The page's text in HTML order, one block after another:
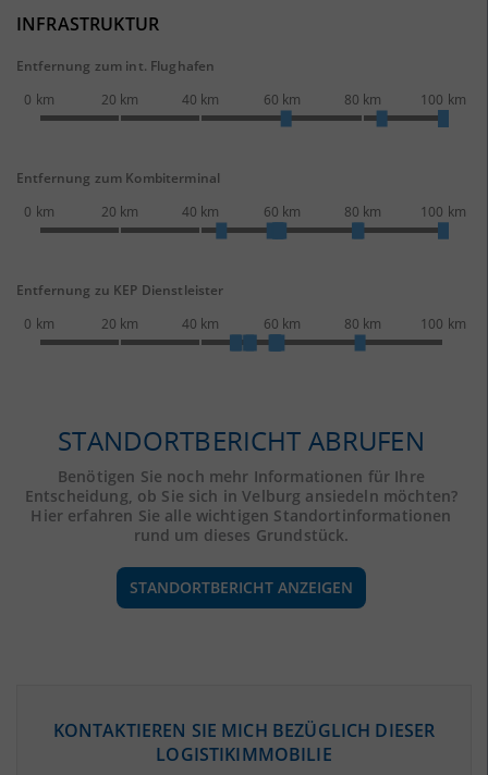
INFRASTRUKTUR
Entfernung zum int. Flughafen
0 km
20 km 40 km 60 km 80 km 100 km
Entfernung zum Kombiterminal
0 km
20 km 40 km 60 km 80 km 100 km
Entfernung zu KEP Dienstleister
0 km
20 km 40 km 60 km 80 km 100 km
STANDORTBERICHT ABRUFEN
Benötigen Sie noch mehr Informationen für Ihre
Entscheidung, ob Sie sich in Velburg ansiedeln möchten?
Hier erfahren Sie alle wichtigen Standortinformationen
rund um dieses Grundstück.
STANDORTBERICHT ANZEIGEN
(STAND: 12/2019)
KONTAKTIEREN SIE MICH BEZÜGLICH DIESER
LOGISTIKIMMOBILIE